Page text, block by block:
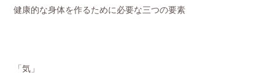
健康的な身体を作るために必要な三つの要素
「気」